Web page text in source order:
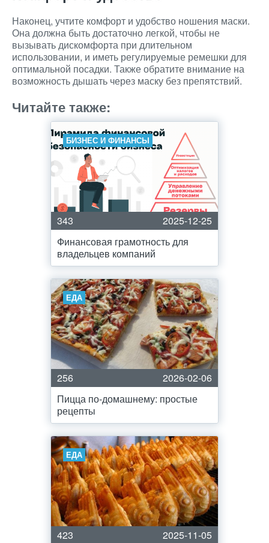
Наконец, учтите комфорт и удобство ношения маски.
Она должна быть достаточно легкой, чтобы не
вызывать дискомфорта при длительном
использовании, и иметь регулируемые ремешки для
оптимальной посадки. Также обратите внимание на
возможность дышать через маску без препятствий.
Читайте также:
БИЗНЕС И ФИНАНСЫ
343
2025-12-25
Финансовая грамотность для
владельцев компаний
ЕДА
256
2026-02-06
Пицца по-домашнему: простые
рецепты
ЕДА
423 2025-11-05